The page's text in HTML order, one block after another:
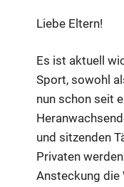
Liebe Eltern!
Es ist aktuell
Sport, sowohl
nun schon seit
und sitzenden
Privaten
Ansteckung die